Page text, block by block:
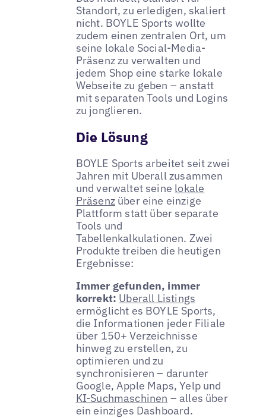
Standort, zu erledigen, skaliert
nicht. BOYLE Sports wollte
zudem einen zentralen Ort, um
seine lokale Social-Media-
Präsenz zu verwalten und
jedem Shop eine starke lokale
Webseite zu geben – anstatt
mit separaten Tools und Logins
zu jonglieren.
Die Lösung
BOYLE Sports arbeitet seit zwei
Jahren mit Uberall zusammen
und verwaltet seine lokale
Präsenzüber eine einzige
Plattform statt über separate
Tools und
Tabellenkalkulationen. Zwei
Produkte treiben die heutigen
Ergebnisse:
Immer gefunden, immer
korrekt: Uberall Listings
ermöglicht es BOYLE Sports,
die Informationen jeder Filiale
über 150+ Verzeichnisse
hinweg zu erstellen, zu
optimieren und zu
synchronisieren – darunter
Google, Apple Maps, Yelp und
KI-Suchmaschinen – alles über
ein einziges Dashboard.